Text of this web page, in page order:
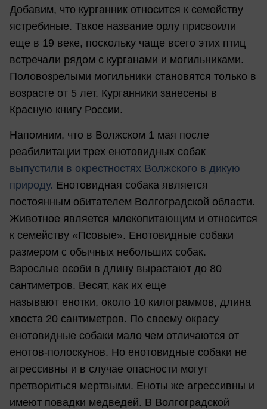
Добавим, что курганник относится к семейству
ястребиные. Такое название орлу присвоили
еще в 19 веке, поскольку чаще всего этих птиц
встречали рядом с курганами и могильниками.
Половозрелыми могильники становятся только в
возрасте от 5 лет. Курганники занесены в
Красную книгу России.
Напомним, что в Волжском 1 мая после
реабилитации трех енотовидных собак
выпустили в окрестностях Волжского в дикую
природу. Енотовидная собака является
постоянным обитателем Волгоградской области.
Животное является млекопитающим и относится
к семейству «Псовые». Енотовидные собаки
размером с обычных небольших собак.
Взрослые особи в длину вырастают до 80
сантиметров. Весят, как их еще
называют енотки, около 10 килограммов, длина
хвоста 20 сантиметров. По своему окрасу
енотовидные собаки мало чем отличаются от
енотов-полоскунов. Но енотовидные собаки не
агрессивны и в случае опасности могут
претвориться мертвыми. Еноты же агрессивны и
имеют повадки медведей. В Волгоградской